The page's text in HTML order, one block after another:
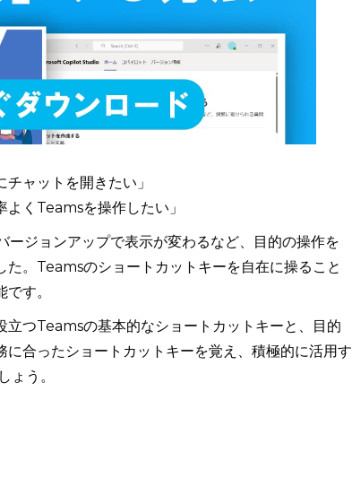
ャットを開きたい」
よくTeamsを操作したい」
ジョンアップで表示が変わるなど、目的の操作を
。Teamsのショートカットキーを自在に操ること
す。
つTeamsの基本的なショートカットキーと、目的
合ったショートカットキーを覚え、積極的に活用す
ょう。